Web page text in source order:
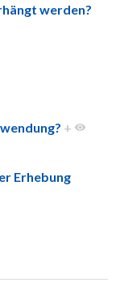
werden?
+
Erhebung